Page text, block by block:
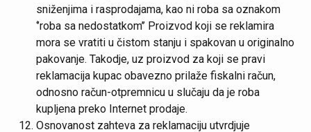
sniženjima i rasprodajama, kao ni roba sa oznakom
‘’roba sa nedostatkom’’ Proizvod koji se reklamira
mora se vratiti u čistom stanju i spakovan u originalno
pakovanje. Takodje, uz proizvod za koji se pravi
reklamacija kupac obavezno prilaže fiskalni račun,
odnosno račun-otpremnicu u slučaju da je roba
kupljena preko Internet prodaje.
Osnovanost zahteva za reklamaciju utvrdjuje